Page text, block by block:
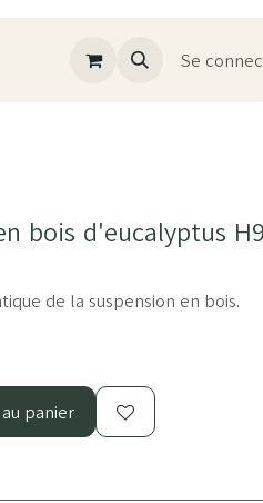
Se
bois d'eucalyptus
de la suspension en bois.
panier